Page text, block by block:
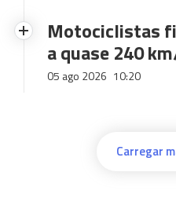
Motociclistas
a quase 240
05 ago 2026 10:20
Carregar